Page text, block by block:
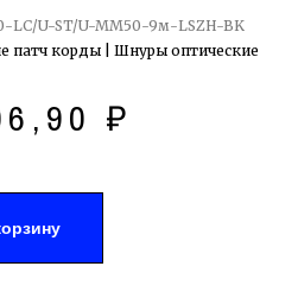
U-ST/U-MM50-9м-LSZH-BK
патч корды | Шнуры оптические
₽